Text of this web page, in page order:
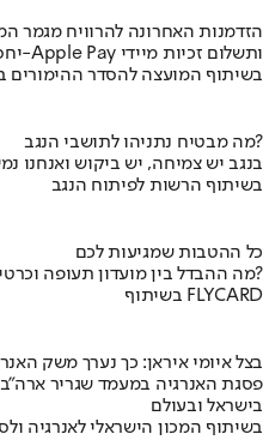
הזדמנות האחרונה להרוויח מגמר
יחסי הימור משופרים, הפקדות ב-Apple Pay ותשלום זכיות מיידי
בשיתוף המועצה להסדר ההימורים
מה מבטיח נתניהו לתושבי הנגב?
בנגב יש צמיחה, יש ביקוש ואנחנו
בשיתוף הרשות לפיתוח הנגב
כל ההטבות שמגיעות לכם
מה ההבדל בין מועדון תעופה וכרטיס אשראי?
בשיתוף FLYCARD
בצל איומי איראן: כך נערך משק
פסגת האנרגיה במעמד שגריר
בישראל ובעולם
בשיתוף המכון הישראלי לאנרגיה